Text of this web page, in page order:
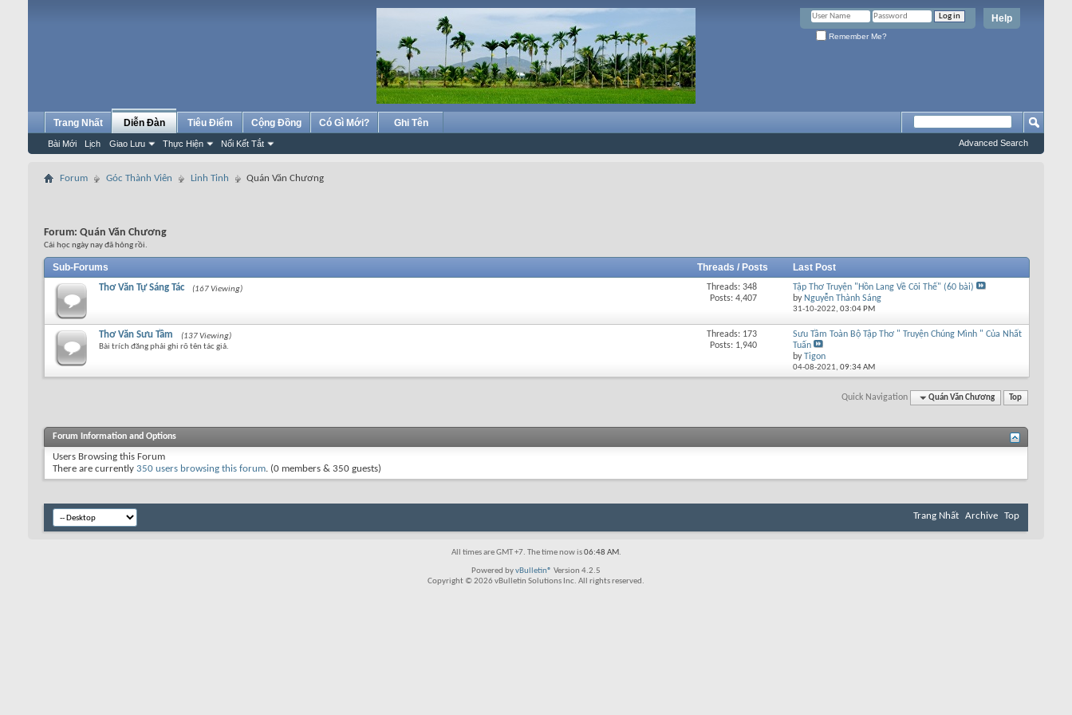
Help
Remember Me?
Trang Nhất Diễn Đàn
Bài Mới Lịch Giao Lưu Thực Hiện Nối Kết Tắt
Tiêu Điểm Cộng Đồng Có Gì Mới? Ghi Tên
Advanced Search
Forum Góc Thành Viên Linh Tinh Quán Văn Chương
Forum: Quán Văn Chương
Cái học ngày nay đã hỏng rồi.
Sub-Forums Threads / Posts Last Post
Thơ Văn Tự Sáng Tác (167 Viewing)
Threads: 348
Posts: 4,407
Tập Thơ Truyện "Hồn Lang Về Cõi Thế" (60 bài)
by Nguyễn Thành Sáng
31-10-2022, 03:04 PM
Thơ Văn Sưu Tầm
(137 Viewing)
Bài trích đăng phải ghi rõ tên tác giả.
Threads: 173
Posts: 1,940
Sưu Tầm Toàn Bộ Tập Thơ " Truyện Chúng Mình " Của Nhất
Tuấn
byTigon
04-08-2021, 09:34 AM
Quick Navigation Quán Văn Chương Top
Forum Information and Options
Users Browsing this Forum
There are currently 350 users browsing this forum. (0 members & 350 guests)
Trang Nhất Archive Top
All times are GMT +7. The time now is06:48 AM.
Powered byvBulletin® Version 4.2.5
Copyright © 2026 vBulletin Solutions Inc. All rights reserved.